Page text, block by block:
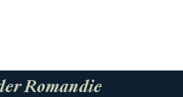
Romandie